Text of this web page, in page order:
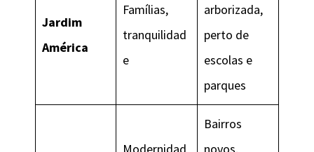
Jardim
América
Famílias,
tranquilidad
e
arborizada,
perto de
escolas e
parques
Modernidad
Bairros
novos,